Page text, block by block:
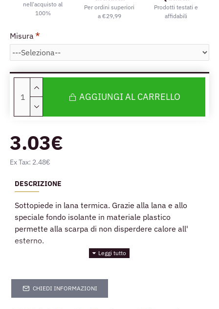
nell'acquisto al
100%
Per ordini superiori
a €29,99
Prodotti testati e
affidabili
3.03€
Ex Tax: 2.48€
Misura
AGGIUNGI AL CARRELLO
DESCRIZIONE
Sottopiede in lana termica. Grazie alla lana e allo
speciale fondo isolante in materiale plastico
permette alla scarpa di non disperdere calore all'
esterno.
CHIEDI INFORMAZIONI